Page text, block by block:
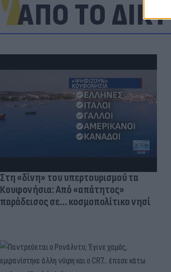
ΑΠΟ ΤΟ
Στη «δίνη» του υπερτουρισμού τα
Κουφονήσια: Από «απάτητος»
παράδεισος σε... κοσμοπολίτικο νησί